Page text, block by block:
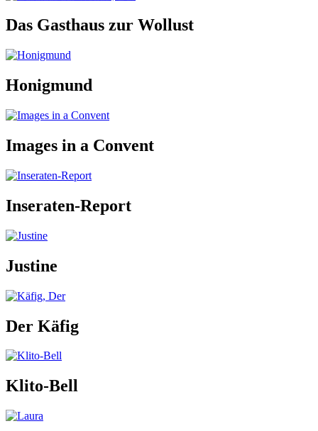
Das Gasthaus zur Wollust
Honigmund
Images in a Convent
Inseraten-Report
Justine
Der Käfig
Klito-Bell